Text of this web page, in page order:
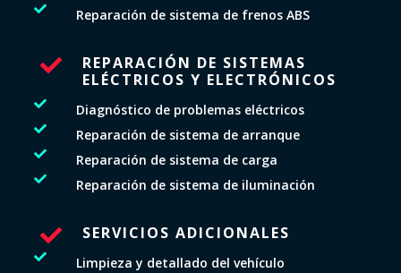
 Reparación de sistema de frenos ABS

REPARACIÓN DE SISTEMAS
ELÉCTRICOS Y ELECTRÓNICOS
 Diagnóstico de problemas eléctricos
 Reparación de sistema de arranque
 Reparación de sistema de carga
 Reparación de sistema de iluminación
 SERVICIOS ADICIONALES
 Limpieza y detallado del vehículo